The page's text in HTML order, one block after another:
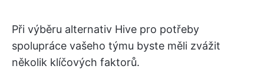
Při výběru alternativ Hive pro potřeby
spolupráce vašeho týmu byste měli zvážit
několik klíčových faktorů.